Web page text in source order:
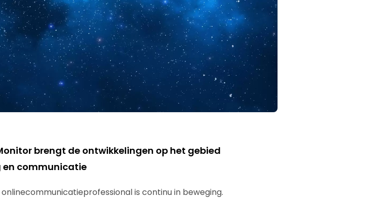
brengt de ontwikkelingen op het gebied
en communicatie
is continu in beweging.